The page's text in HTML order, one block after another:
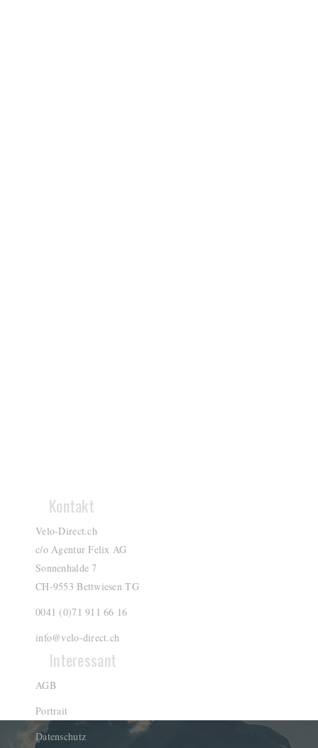
Kontakt
Velo-Direct.ch
c/o Agentur Felix AG
Sonnenhalde 7
CH-9553 Bettwiesen TG
0041 (0)71 911 66 16
info@velo-direct.ch
Interessant
AGB
Portrait
Datenschutz